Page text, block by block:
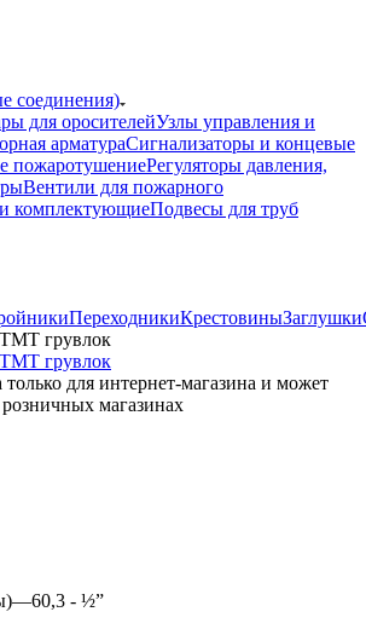
соединения)
для оросителейУзлы управления и
арматураСигнализаторы и концевые
пожаротушениеРегуляторы давления,
Вентили для пожарного
комплектующиеПодвесы для труб
ПереходникиКрестовиныЗаглушки
грувлок
для интернет-магазина и может
магазинах
—60,3 - ½”